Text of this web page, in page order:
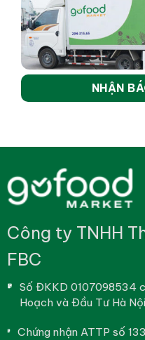
NHẬN
Công ty TNHH
FBC
Số ĐKKD 0107098534
Hoạch và Đầu Tư Hà Nội
Chứng nhận ATTP số